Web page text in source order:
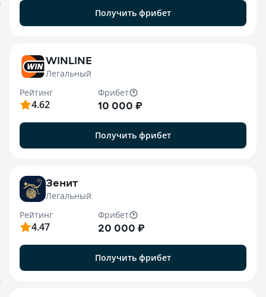
Получить фрибет
WINLINE
Легальный
Рейтинг
4.62
Фрибет
10 000 ₽
Получить фрибет
Зенит
Легальный
Рейтинг
4.47
Фрибет
20 000 ₽
Получить фрибет